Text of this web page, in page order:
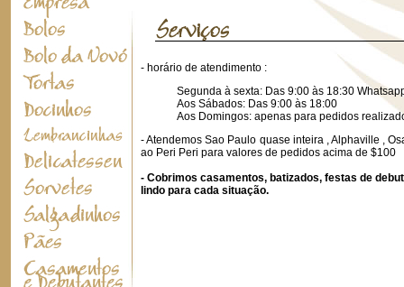
- horário de atendimento :
Segunda à sexta: Das 9:00 às 18:30
Aos Sábados: Das 9:00 às 18:00
Aos Domingos: apenas para pedidos
- Atendemos Sao Paulo quase inteira , Alphaville ,
ao Peri Peri para valores de pedidos acima de $100
- Cobrimos casamentos, batizados, festas de
lindo para cada situação.